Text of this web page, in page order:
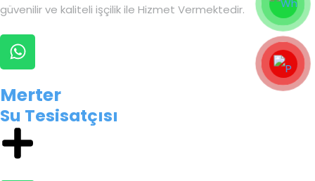
güvenilir ve kaliteli işçilik ile Hizmet Vermektedir.
Merter
Su Tesisatçısı